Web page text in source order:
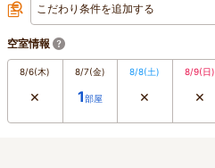
こだわり条件を追加する
空室情報
8/6(木)
×
8/7(金)
1部屋
8/8(土)
×
8/9(日)
×